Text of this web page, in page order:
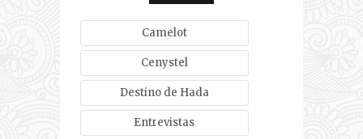
Camelot
Cenystel
Destino de Hada
Entrevistas